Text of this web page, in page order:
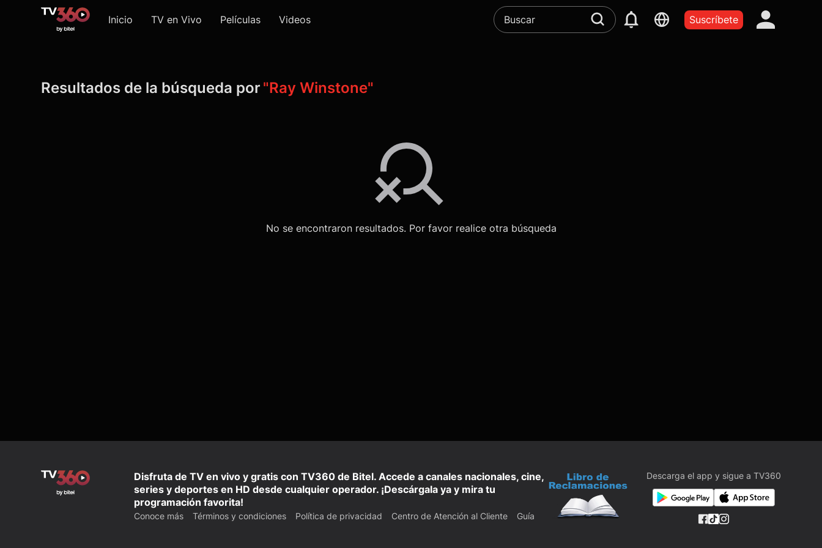
Inicio TV en Vivo Películas Videos Suscríbete
Resultados de la búsqueda por "Ray Winstone"
No se encontraron resultados. Por favor realice otra búsqueda
Disfruta de TV en vivo y gratis con TV360 de Bitel. Accede a canales nacionales, cine,
series y deportes en HD desde cualquier operador. ¡Descárgala ya y mira tu
programación favorita!
Conoce más Términos y condiciones Política de privacidad Centro de Atención al Cliente Guía
Descarga el app y sigue a TV360